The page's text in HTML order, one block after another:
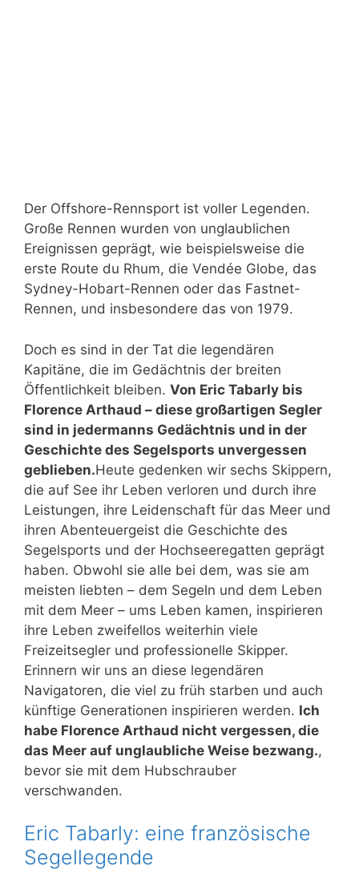
Der Offshore-Rennsport ist voller Legenden.
Große Rennen wurden von unglaublichen
Ereignissen geprägt, wie beispielsweise die
erste Route du Rhum, die Vendée Globe, das
Sydney-Hobart-Rennen oder das Fastnet-
Rennen, und insbesondere das von 1979.
Doch es sind in der Tat die legendären
Kapitäne, die im Gedächtnis der breiten
Öffentlichkeit bleiben. Von Eric Tabarly bis
Florence Arthaud – diese großartigen Segler
sind in jedermanns Gedächtnis und in der
Geschichte des Segelsports unvergessen
geblieben.Heute gedenken wir sechs Skippern,
die auf See ihr Leben verloren und durch ihre
Leistungen, ihre Leidenschaft für das Meer und
ihren Abenteuergeist die Geschichte des
Segelsports und der Hochseeregatten geprägt
haben. Obwohl sie alle bei dem, was sie am
meisten liebten – dem Segeln und dem Leben
mit dem Meer – ums Leben kamen, inspirieren
ihre Leben zweifellos weiterhin viele
Freizeitsegler und professionelle Skipper.
Erinnern wir uns an diese legendären
Navigatoren, die viel zu früh starben und auch
künftige Generationen inspirieren werden. Ich
habe Florence Arthaud nicht vergessen, die
das Meer auf unglaubliche Weise bezwang.,
bevor sie mit dem Hubschrauber
verschwanden.
Eric Tabarly: eine französische
Segellegende